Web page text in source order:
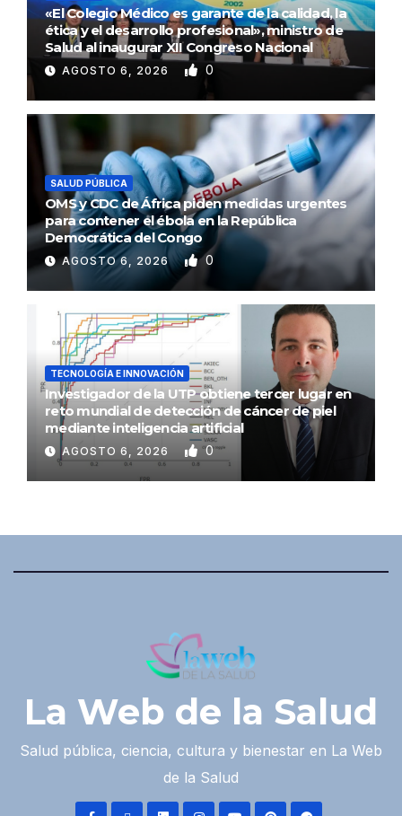
«El Colegio Médico es garante de la calidad, la
ética y el desarrollo profesional», ministro de
Salud al inaugurar XII Congreso Nacional
AGOSTO 6, 2026 0
SALUD PÚBLICA
OMS y CDC de África piden medidas urgentes
para contener el ébola en la República
Democrática del Congo
AGOSTO 6, 2026 0
TECNOLOGÍA E INNOVACIÓN
Investigador de la UTP obtiene tercer lugar en
reto mundial de detección de cáncer de piel
mediante inteligencia artificial
AGOSTO 6, 2026 0
La Web de la Salud
Salud pública, ciencia, cultura y bienestar en La Web
de la Salud